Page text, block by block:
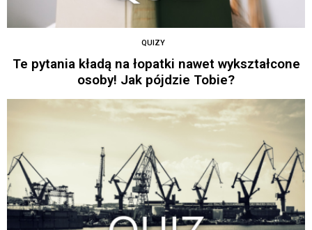
QUIZY
Te pytania kładą na łopatki nawet wykształcone
osoby! Jak pójdzie Tobie?